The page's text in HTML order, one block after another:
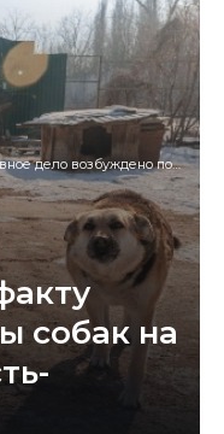
по факту нападения своры собак на подростков в Усть-Лабинске
собак на